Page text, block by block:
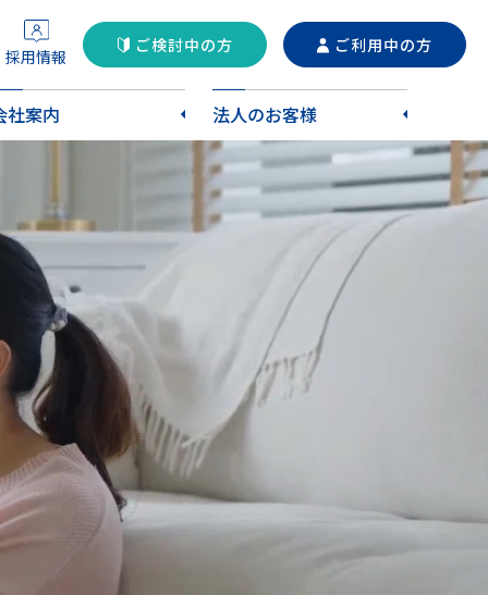
採用情報
ご検討中の方 ご利用中の方
社案内 法人のお客様